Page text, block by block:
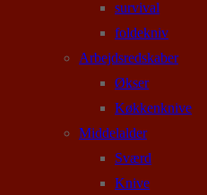
survival
foldekniv
Arbejdsredskaber
Økser
Køkkenknive
Middelalder
Sværd
Knive